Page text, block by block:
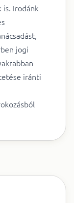
Irodánk
jogi
iránti